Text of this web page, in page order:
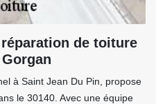
de toiture
à Saint Jean Du Pin, propose
le 30140. Avec une équipe